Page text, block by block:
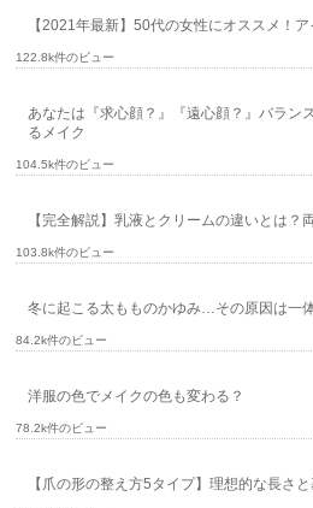
【2021年最新】50代の女性にオススメ！
122.8k件のビュー
あなたは『求心顔？』『遠心顔？』バラン
るメイク
104.5k件のビュー
【完全解説】乳液とクリームの違いとは？
103.8k件のビュー
冬に起こる太もものかゆみ…その原因は一
84.2k件のビュー
洋服の色でメイクの色も変わる？
78.2k件のビュー
【爪の形の整え方5タイプ】理想的な長さ